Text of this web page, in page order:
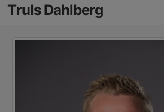
Truls Dahlberg